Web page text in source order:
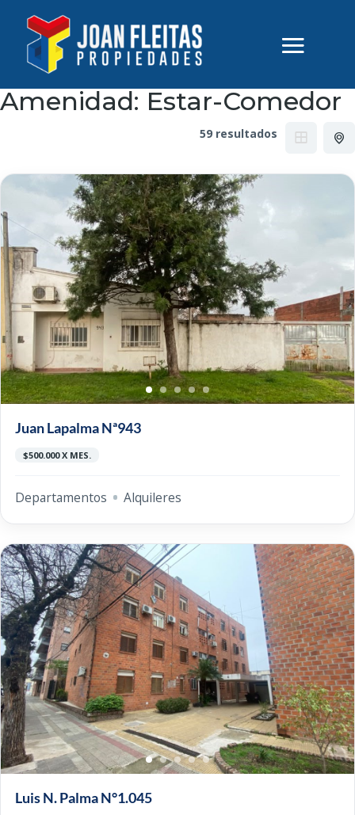
Amenidad: Estar-Comedor
59 resultados
Juan Lapalma Nª943
$500.000 X MES.
Departamentos Alquileres
Luis N. Palma N°1.045